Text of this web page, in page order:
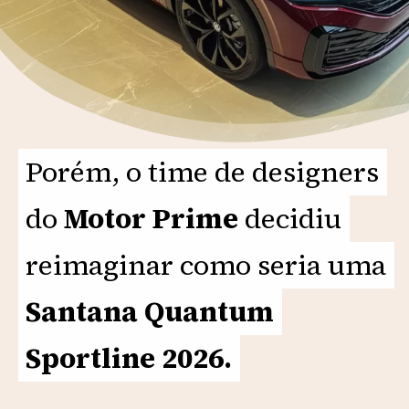
Porém, o time de designers
doMotor Prime decidiu
reimaginar como seria uma
Santana Quantum
Sportline 2026.
Porém, o time de designers
doMotor Prime decidiu
reimaginar como seria uma
Santana Quantum
Sportline 2026.